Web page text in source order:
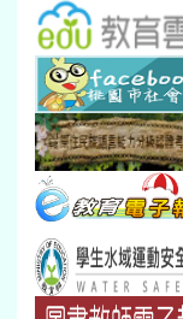
新生智力
新生訓練(
30 31
本週_健康檢查週
各班器材
本週_友善校園週
收學生證
本週_圖書館開放
開學日
第一週